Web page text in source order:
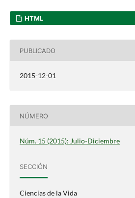
HTML
PUBLICADO
2015-12-01
NÚMERO
Núm. 15 (2015): Julio-Diciembre
SECCIÓN
Ciencias de la Vida